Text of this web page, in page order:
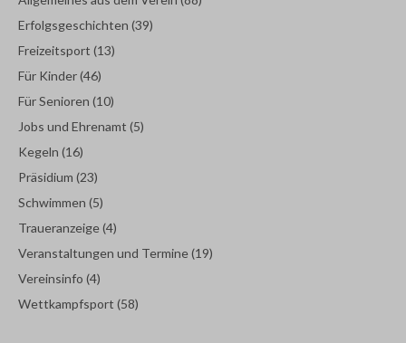
Erfolgsgeschichten (39)
Freizeitsport (13)
Für Kinder(46)
Für Senioren (10)
Jobs und Ehrenamt (5)
Kegeln (16)
Präsidium (23)
Schwimmen (5)
Traueranzeige(4)
Veranstaltungen und Termine(19)
Vereinsinfo (4)
Wettkampfsport (58)